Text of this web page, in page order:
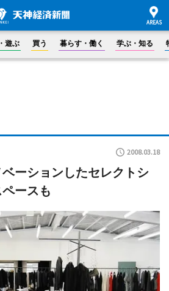
遊ぶ 買う 暮らす・働く 学ぶ・知る
2008.03.18
ーションしたセレクトシ
ースも